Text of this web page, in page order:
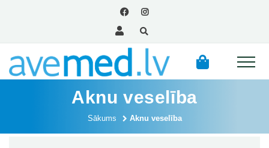
Aknu veselība
Sākums Aknu veselība